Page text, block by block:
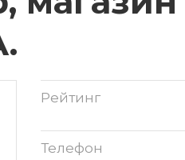
Рейтинг
Телефон